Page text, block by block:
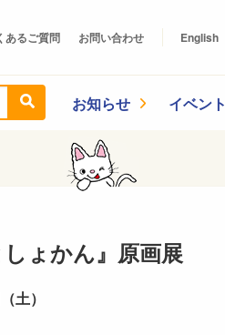
あるご質問 お問い合わせ English
お知らせ イベント
ょかん』原画展
土）